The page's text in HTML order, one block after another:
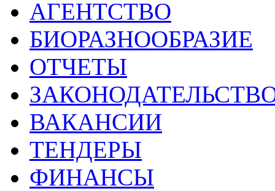
АГЕНТСТВО
БИОРАЗНООБРАЗИЕ
ОТЧЕТЫ
ВАКАНСИИ
ТЕНДЕРЫ
ФИНАНСЫ